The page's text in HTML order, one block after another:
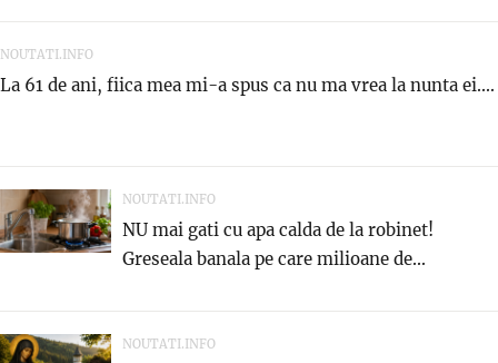
NOUTATI.INFO
La 61 de ani, fiica mea mi-a spus ca nu ma vrea la nunta ei....
NOUTATI.INFO
NU mai gati cu apa calda de la robinet!
Greseala banala pe care milioane de...
NOUTATI.INFO